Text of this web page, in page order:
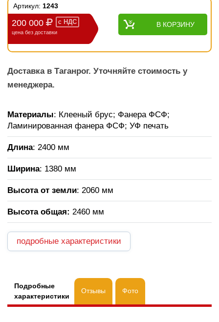
Артикул: 1243
200 000 с НДС
цена без доставки
В КОРЗИНУ
Доставка в Таганрог. Уточняйте стоимость у
менеджера.
Материалы: Клееный брус; Фанера ФСФ;
Ламинированная фанера ФСФ; УФ печать
Длина: 2400 мм
Ширина: 1380 мм
Высота от земли: 2060 мм
Высота общая: 2460 мм
подробные характеристики
Подробные
характеристики
Отзывы Фото